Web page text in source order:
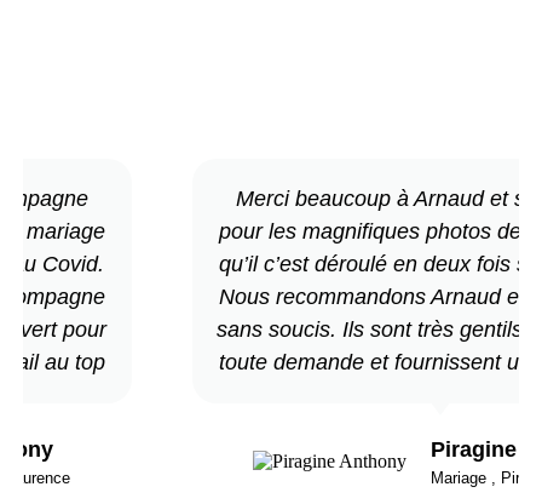
mariage
au Covid.
pour
au top
Laurence
Merci beaucoup à Arnaud et
pour les magnifiques photos de
qu’il c’est déroulé en deux fois
Nous recommandons Arnaud et
sans soucis. Ils sont très gentils
toute demande et fournissent un
Piragine
Mariage ,